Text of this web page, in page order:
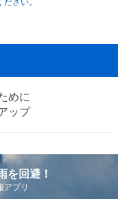
めに
ップ
を回避！
プリ